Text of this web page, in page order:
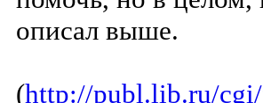
описал выше.
(http://publ.lib.ru/